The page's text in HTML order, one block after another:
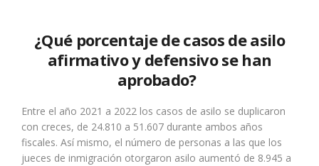
¿Qué porcentaje de casos de asilo
afirmativo y defensivo se han
aprobado?
Entre el año 2021 a 2022 los casos de asilo se duplicaron
con creces, de 24.810 a 51.607 durante ambos años
fiscales. Así mismo, el número de personas a las que los
jueces de inmigración otorgaron asilo aumentó de 8.945 a